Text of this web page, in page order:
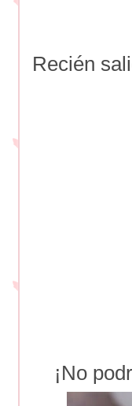
Recién
¡No